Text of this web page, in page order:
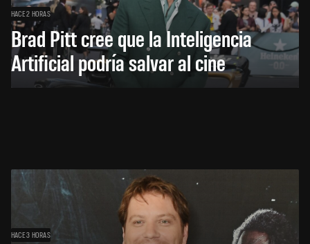
HACE 2 HORAS
Brad Pitt cree que la Inteligencia
Artificial podría salvar al cine
HACE 3 HORAS